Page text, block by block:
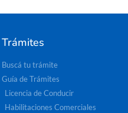
Trámites
Buscá tu trámite
Guía de Trámites
Licencia de Conducir
Habilitaciones Comerciales